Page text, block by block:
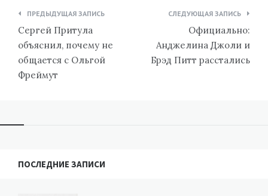
Навигация
по
записям
ПРЕДЫДУЩАЯ ЗАПИСЬ
Сергей Притула
объяснил, почему не
общается с Ольгой
Фреймут
СЛЕДУЮЩАЯ ЗАПИСЬ
Официально:
Анджелина Джоли и
Брэд Питт расстались
ПОСЛЕДНИЕ ЗАПИСИ